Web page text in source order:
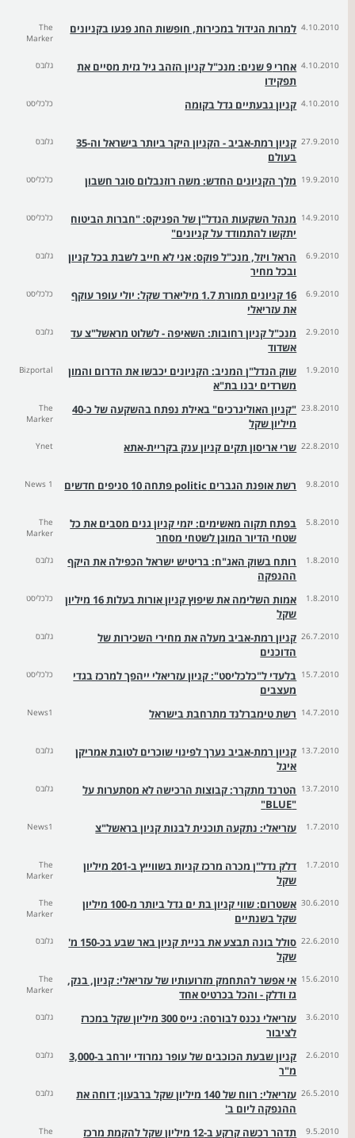
4.10.2010 למרות הגידול במכירות, חופשות החג פגעו בקניונים
The
Marker
4.10.2010
אחרי 9 שנים: מנכ"ל קניון הזהב גיל גזית מסיים את
תפקידו
גלובס
4.10.2010 קניון גבעתיים גדל בקומה כלכליסט
27.9.2010
קניון רמת-אביב - הקניון היקר ביותר בישראל וה-35
בעולם
גלובס
19.9.2010 מלך הקניונים החדש: משה רוזנבלום סוגר חשבון כלכליסט
14.9.2010 מנהל השקעות הנדל"ן של הפניקס: "חברות הביטוח
יתקשו להתמודד על קניונים"
כלכליסט
6.9.2010
הראל ויזל, מנכ"ל פוקס: אני לא חייב לשבת בכל קניון
ובכל מחיר
גלובס
6.9.2010
16 קניונים תמורת 1.7 מיליארד שקל: יולי עופר עוקף
את עזריאלי
כלכליסט
2.9.2010
מנכ"ל קניון רחובות: השאיפה - לשלוט מראשל"צ עד
אשדוד
גלובס
1.9.2010
שוק הנדל"ן המניב: הקניונים יכבשו את הדרום והמון
משרדים יבנו בת"א
Bizportal
23.8.2010
"קניון האוליגרכים" באילת נפתח בהשקעה של כ-40
מיליון שקל
The
Marker
22.8.2010 שרי אריסון תקים קניון ענק בקריית-אתא Ynet
9.8.2010 רשת אופנת הגברים politic פתחה 10 סניפים חדשים News 1
5.8.2010
בפתח תקוה מאשימים: יזמי קניון גנים מסבים את כל
שטחי הדיור המוגן לשטחי מסחר
The
Marker
1.8.2010
רותח בשוק האג"ח: בריטיש ישראל הכפילה את היקף
ההנפקה
גלובס
1.8.2010
אמות השלימה את שיפוץ קניון אורות בעלות 16 מיליון
שקל
כלכליסט
26.7.2010 קניון רמת-אביב מעלה את מחירי השכירות של
הדוכנים
גלובס
15.7.2010 בלעדי ל"כלכליסט": קניון עזריאלי ייהפך למרכז בגדי
מעצבים
כלכליסט
14.7.2010 רשת טימברלנד מתרחבת בישראל News1
13.7.2010 קניון רמת-אביב נערך לפינוי שוכרים לטובת אמריקן
איגל
גלובס
13.7.2010 הטרנד מתקרר: קבוצות הרכישה לא מסתערות על
"BLUE"
גלובס
1.7.2010 עזריאלי: נתקעה תוכנית לבנות קניון בראשל"צ News1
1.7.2010
דלק נדל"ן מכרה מרכז קניות בשווייץ ב-201 מיליון
שקל
The
Marker
30.6.2010
אשטרום: שווי קניון בת ים גדל ביותר מ-100 מיליון
שקל בשנתיים
The
Marker
22.6.2010
סולל בונה תבצע את בניית קניון באר שבע בכ-150 מ'
שקל
גלובס
15.6.2010 אי אפשר להתחמק מזרועותיו של עזריאלי: קניון, בנק,
גז ודלק - והכל בכרטיס אחד
The
Marker
3.6.2010
עזריאלי נכנס לבורסה: גייס 300 מיליון שקל במכרז
לציבור
גלובס
2.6.2010
קניון שבעת הכוכבים של עופר נמרודי יורחב ב-3,000
מ"ר
גלובס
26.5.2010
עזריאלי: רווח של 140 מיליון שקל ברבעון; דוחה את
ההנפקה ליום ב'
גלובס
9.5.2010 תדהר רכשה קרקע ב-12 מיליון שקל להקמת מרכז
The